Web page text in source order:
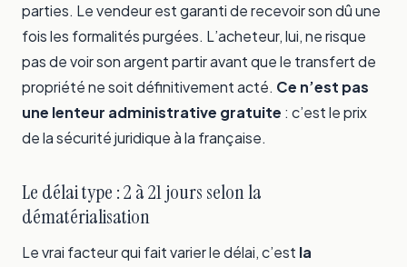
parties. Le vendeur est garanti de recevoir son dû une
fois les formalités purgées. L’acheteur, lui, ne risque
pas de voir son argent partir avant que le transfert de
propriété ne soit définitivement acté. Ce n’est pas
une lenteur administrative gratuite : c’est le prix
de la sécurité juridique à la française.
Le délai type : 2 à 21 jours selon la
dématérialisation
Le vrai facteur qui fait varier le délai, c’est la